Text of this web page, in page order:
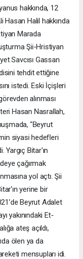
hakkında, 12
Hasan Halil hakkında
Marada
Şii-Hristiyan
Savcısı Gassan
tehdit ettiğine
istedi. Eski İçişleri
alınması
Hasan Nasrallah,
"Beyrut
siyasi hedefleri
Yargıç Bitar'ın
çağırmak
yol açtı. Şii
yerine bir
Beyrut Adalet
yakınındaki Et-
ateş açıldı,
ölen ya da
mensupları idi.